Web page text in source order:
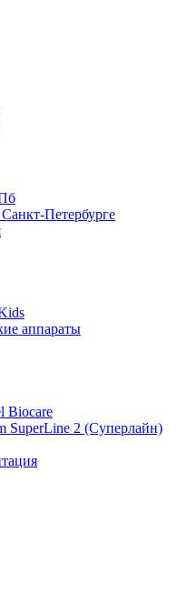
Петербурге
аппараты
Biocare
SuperLine 2 (Суперлайн)